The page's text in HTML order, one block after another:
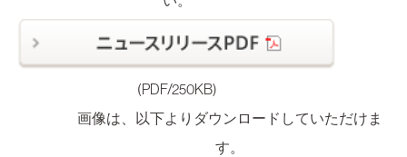
(PDF/250KB)
画像は、以下よりダウンロードしていただけま
す。